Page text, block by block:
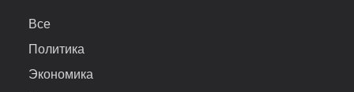
Все
Политика
Экономика